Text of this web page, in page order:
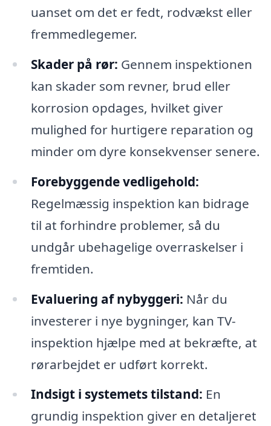
uanset om det er fedt, rodvækst eller
fremmedlegemer.
Skader på rør: Gennem inspektionen
kan skader som revner, brud eller
korrosion opdages, hvilket giver
mulighed for hurtigere reparation og
minder om dyre konsekvenser senere.
Forebyggende vedligehold:
Regelmæssig inspektion kan bidrage
til at forhindre problemer, så du
undgår ubehagelige overraskelser i
fremtiden.
Evaluering af nybyggeri: Når du
investerer i nye bygninger, kan TV-
inspektion hjælpe med at bekræfte, at
rørarbejdet er udført korrekt.
Indsigt i systemets tilstand: En
grundig inspektion giver en detaljeret